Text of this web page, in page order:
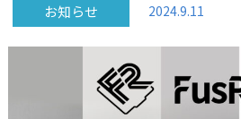
お知らせ 2024.9.11